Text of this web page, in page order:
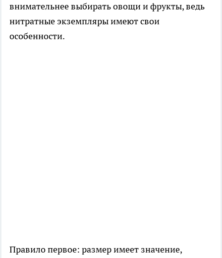
внимательнее выбирать овощи и фрукты, ведь
нитратные экземпляры имеют свои
особенности.
Правило первое: размер имеет значение,